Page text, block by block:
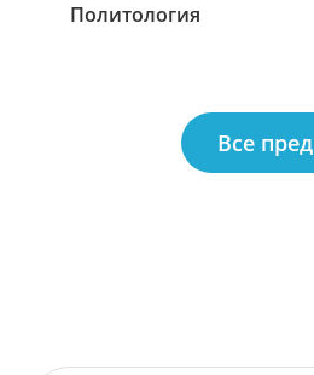
Политология
Все